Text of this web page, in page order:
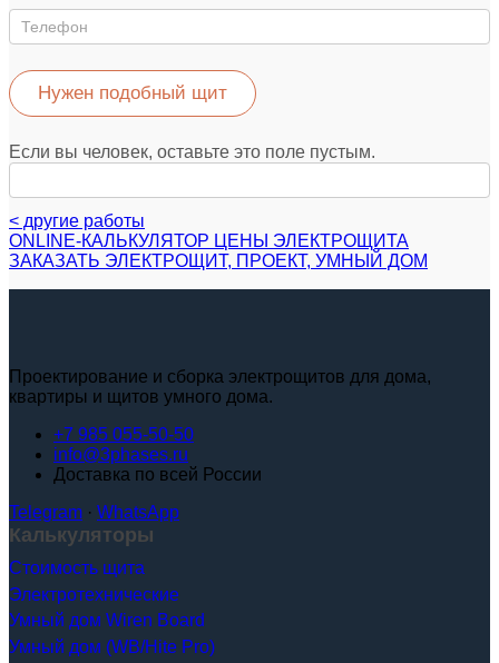
Нужен подобный щит
Если вы человек, оставьте это поле пустым.
< другие работы
ONLINE-КАЛЬКУЛЯТОР ЦЕНЫ ЭЛЕКТРОЩИТА
ЗАКАЗАТЬ ЭЛЕКТРОЩИТ, ПРОЕКТ, УМНЫЙ ДОМ
Проектирование и сборка электрощитов для дома,
квартиры и щитов умного дома.
+7 985 055-50-50
info@3phases.ru
Доставка по всей России
Telegram · WhatsApp
Калькуляторы
Стоимость щита
Электротехнические
Умный дом Wiren Board
Умный дом (WB/Hite Pro)